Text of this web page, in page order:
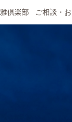
雅倶楽部 ご相談・